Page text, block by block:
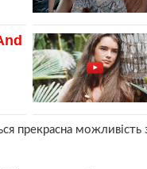
прекрасна можливість